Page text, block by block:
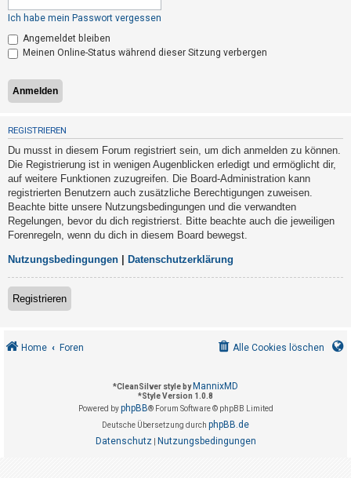
R
e
g
i
t
r
i
e
r
e
U
b
e
Ich habe mein Passwort vergessen
Angemeldet bleiben
Meinen Online-Status während dieser Sitzung verbergen
REGISTRIEREN
Du musst in diesem Forum registriert sein, um dich anmelden zu können.
Die Registrierung ist in wenigen Augenblicken erledigt und ermöglicht dir,
auf weitere Funktionen zuzugreifen. Die Board-Administration kann
registrierten Benutzern auch zusätzliche Berechtigungen zuweisen.
Beachte bitte unsere Nutzungsbedingungen und die verwandten
Regelungen, bevor du dich registrierst. Bitte beachte auch die jeweiligen
Forenregeln, wenn du dich in diesem Board bewegst.
Nutzungsbedingungen Datenschutzerklärung
Registrieren
Home Foren Alle Cookies löschen
*CleanSilver style by MannixMD
*Style Version 1.0.8
Powered byphpBB® Forum Software © phpBB Limited
Deutsche Übersetzung durch phpBB.de
Datenschutz| Nutzungsbedingungen